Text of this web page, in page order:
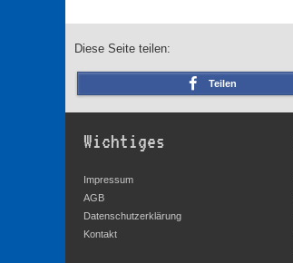
Diese Seite teilen:
Teilen
Wichtiges
Impressum
AGB
Datenschutzerklärung
Kontakt